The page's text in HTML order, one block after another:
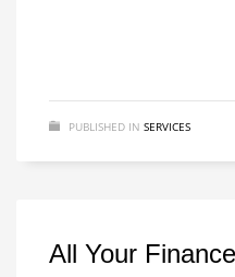
PUBLISHED IN SERVICES
All Your